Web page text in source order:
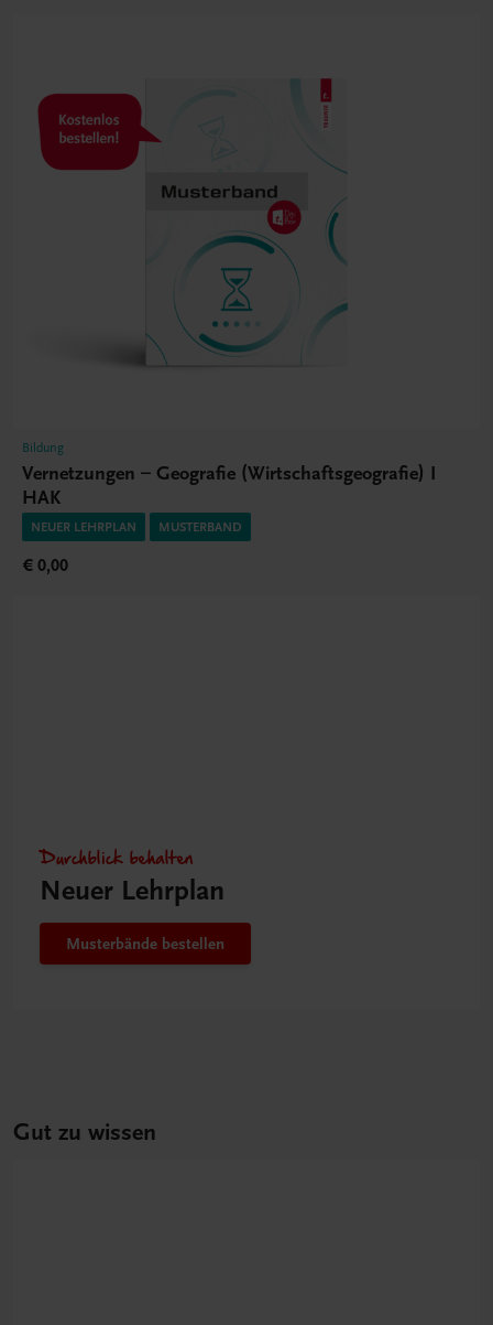
Bildung
Vernetzungen – Geografie (Wirtschaftsgeografie) I
HAK
NEUER LEHRPLAN MUSTERBAND
€ 0,00
Durchblick behalten
Neuer Lehrplan
Musterbände bestellen
Gut zu wissen